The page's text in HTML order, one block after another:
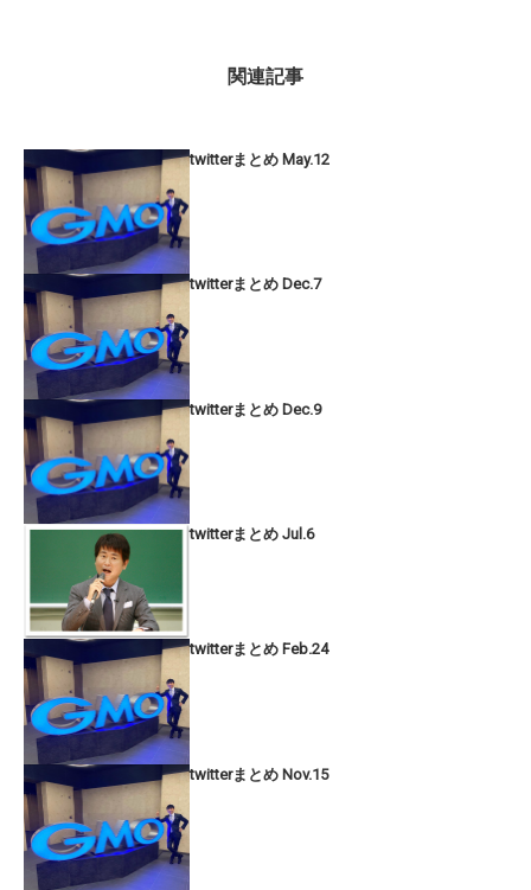
関連記事
twitterまとめ May.12
twitterまとめ Dec.7
twitterまとめ Dec.9
twitterまとめ Jul.6
twitterまとめ Feb.24
twitterまとめ Nov.15